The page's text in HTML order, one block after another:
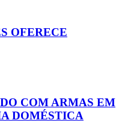
OFERECE
COM ARMAS EM
DOMÉSTICA